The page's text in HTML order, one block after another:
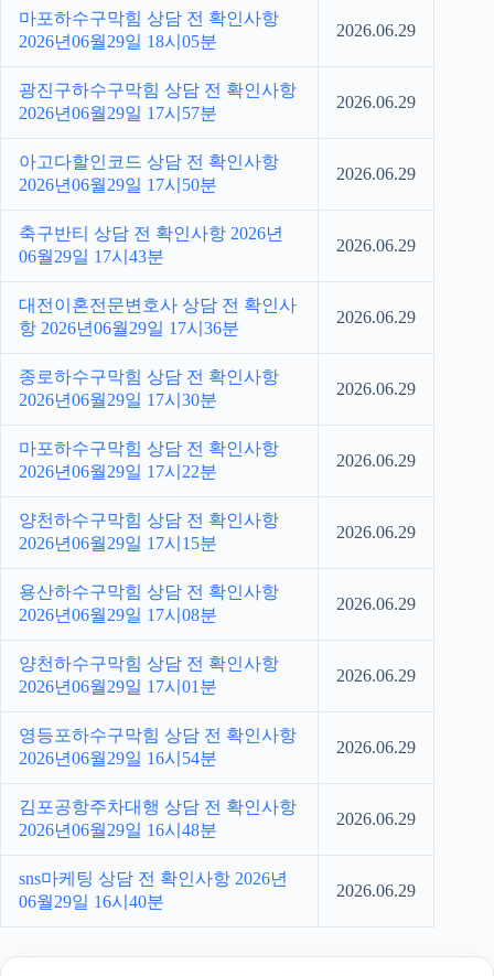
마포하수구막힘 상담 전 확인사항
2026년06월29일 18시05분
2026.06.29
광진구하수구막힘 상담 전 확인사항
2026년06월29일 17시57분
2026.06.29
아고다할인코드 상담 전 확인사항
2026년06월29일 17시50분
2026.06.29
축구반티 상담 전 확인사항 2026년
06월29일 17시43분
2026.06.29
대전이혼전문변호사 상담 전 확인사
항 2026년06월29일 17시36분
2026.06.29
종로하수구막힘 상담 전 확인사항
2026년06월29일 17시30분
2026.06.29
마포하수구막힘 상담 전 확인사항
2026년06월29일 17시22분
2026.06.29
양천하수구막힘 상담 전 확인사항
2026년06월29일 17시15분
2026.06.29
용산하수구막힘 상담 전 확인사항
2026년06월29일 17시08분
2026.06.29
양천하수구막힘 상담 전 확인사항
2026년06월29일 17시01분
2026.06.29
영등포하수구막힘 상담 전 확인사항
2026년06월29일 16시54분
2026.06.29
김포공항주차대행 상담 전 확인사항
2026년06월29일 16시48분
2026.06.29
sns마케팅 상담 전 확인사항 2026년
06월29일 16시40분
2026.06.29